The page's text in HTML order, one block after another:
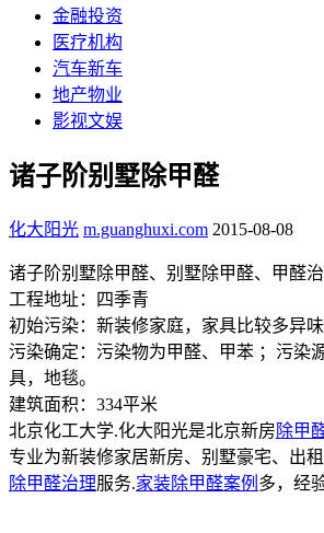
金融投资
医疗机构
汽车新车
地产物业
影视文娱
诸子阶别墅除甲醛
化大阳光 m.guanghuxi.com 2015-08-08
诸子阶别墅除甲醛、别墅除甲醛、甲醛
工程地址：四季青
初始污染：新装修家庭，家具比较多异味
污染确定：污染物为甲醛、甲苯 ；污染
具，地毯。
建筑面积：334平米
北京化工大学.化大阳光是北京新房除甲
专业为新装修家居新房、别墅豪宅、出
除甲醛治理服务.家装除甲醛案例 多，经